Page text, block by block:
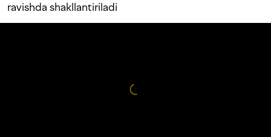
ravishda shakllantiriladi